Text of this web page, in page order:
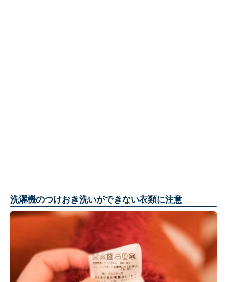
洗濯機のつけおき洗いができない衣類に注意